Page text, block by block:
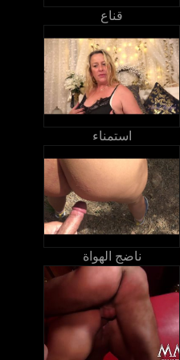
قناع
استمناء
ناضج الهواة